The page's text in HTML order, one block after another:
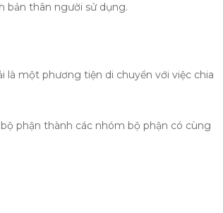
bản thân người sử dụng.
là một phương tiện di chuyển với việc chia
phận thành các nhóm bộ phận có cùng